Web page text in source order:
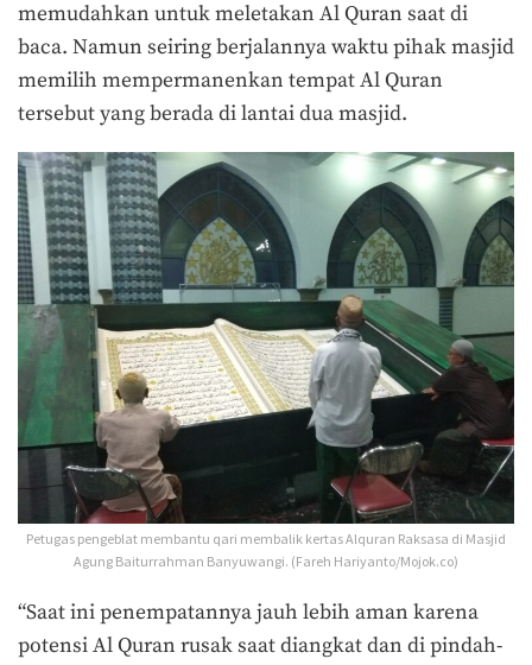
memudahkan untuk meletakan Al Quran saat di
baca. Namun seiring berjalannya waktu pihak masjid
memilih mempermanenkan tempat Al Quran
tersebut yang berada di lantai dua masjid.
Petugas pengeblat membantu qari membalik kertas Alquran Raksasa di Masjid
Agung Baiturrahman Banyuwangi. (Fareh Hariyanto/Mojok.co)
“Saat ini penempatannya jauh lebih aman karena
potensi Al Quran rusak saat diangkat dan di pindah-